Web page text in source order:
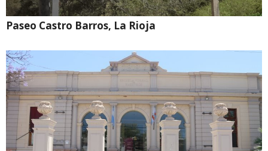
Paseo Castro Barros, La Rioja